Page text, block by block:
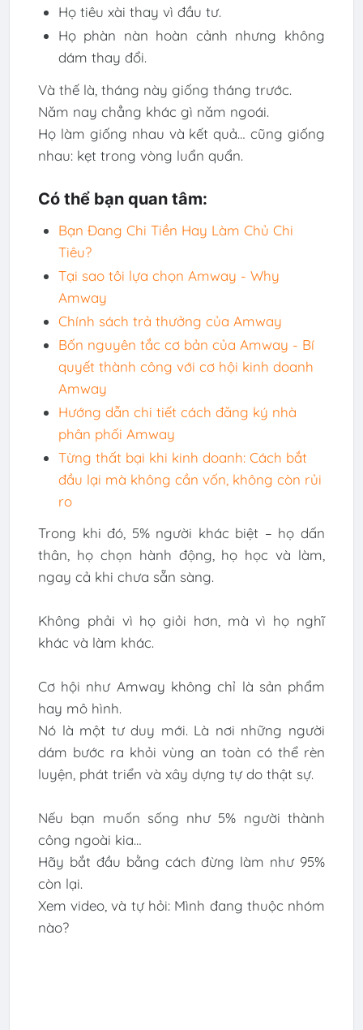
Họ tiêu xài thay vì đầu tư.
Họ phàn nàn hoàn cảnh nhưng không
dám thay đổi.
Và thế là, tháng này giống tháng trước.
Năm nay chẳng khác gì năm ngoái.
Họ làm giống nhau và kết quả… cũng giống
nhau: kẹt trong vòng luẩn quẩn.
Có thể bạn quan tâm:
Bạn Đang Chi Tiền Hay Làm Chủ Chi
Tiêu?
Tại sao tôi lựa chọn Amway - Why
Amway
Chính sách trả thưởng của Amway
Bốn nguyên tắc cơ bản của Amway - Bí
quyết thành công với cơ hội kinh doanh
Amway
Hướng dẫn chi tiết cách đăng ký nhà
phân phối Amway
Từng thất bại khi kinh doanh: Cách bắt
đầu lại mà không cần vốn, không còn rủi
ro
Trong khi đó, 5% người khác biệt – họ dấn
thân, họ chọn hành động, họ học và làm,
ngay cả khi chưa sẵn sàng.
Không phải vì họ giỏi hơn, mà vì họ nghĩ
khác và làm khác.
Cơ hội như Amway không chỉ là sản phẩm
hay mô hình.
Nó là một tư duy mới. Là nơi những người
dám bước ra khỏi vùng an toàn có thể rèn
luyện, phát triển và xây dựng tự do thật sự.
Nếu bạn muốn sống như 5% người thành
công ngoài kia…
Hãy bắt đầu bằng cách đừng làm như 95%
còn lại.
Xem video, và tự hỏi: Mình đang thuộc nhóm
nào?